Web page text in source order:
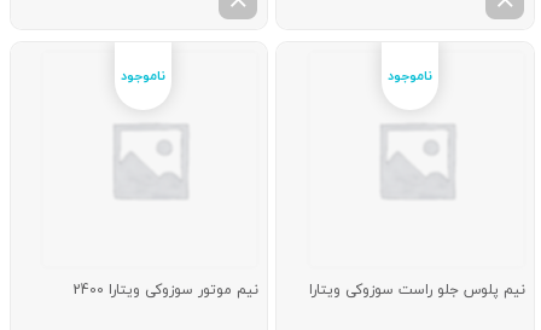
نیم پلوس جلو راست سوزوکی ویتارا نیم موتور سوزوکی ویتارا 2400